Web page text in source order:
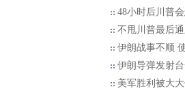
48小时后川普
不甩川普最后
伊朗战事不顺
伊朗导弹发射
美军胜利被大